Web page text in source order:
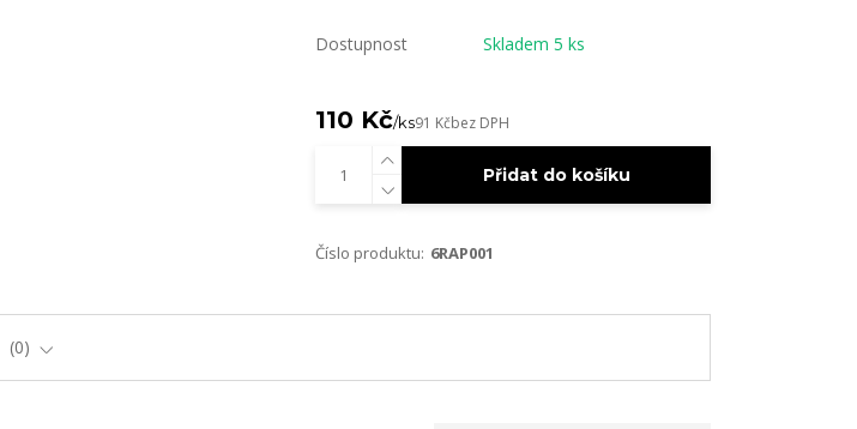
Dostupnost Skladem 5 ks
110 Kč/ks91 Kčbez DPH
Přidat do košíku
Číslo produktu: 6RAP001
0